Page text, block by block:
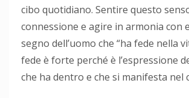
cibo quotidiano. Sentire questo
connessione e agire in armonia con
segno dell’uomo che “ha fede nella
fede è forte perché è l’espressione
che ha dentro e che si manifesta nel